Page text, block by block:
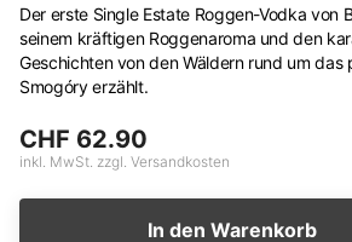
Der erste Single Estate Roggen-Vodka von
seinem kräftigen Roggenaroma und den
Geschichten von den Wäldern rund um das
Smogóry erzählt.
CHF 62.90
inkl. MwSt. zzgl. Versandkosten
In den Warenkorb